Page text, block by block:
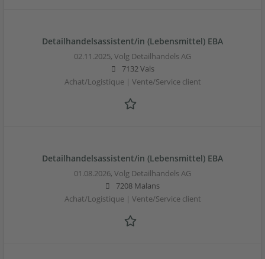
Detailhandelsassistent/in (Lebensmittel) EBA
02.11.2025, Volg Detailhandels AG
7132 Vals
Achat/Logistique | Vente/Service client
Detailhandelsassistent/in (Lebensmittel) EBA
01.08.2026, Volg Detailhandels AG
7208 Malans
Achat/Logistique | Vente/Service client